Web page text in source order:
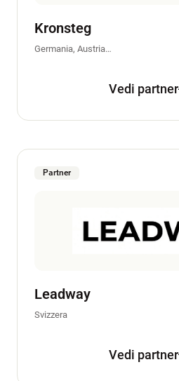
Kronsteg
Germania, Austria…
Vedi partner
Partner
Leadway
Svizzera
Vedi partner